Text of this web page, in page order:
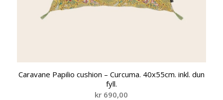
Caravane Papilio cushion – Curcuma. 40x55cm. inkl. dun
fyll.
kr 690,00